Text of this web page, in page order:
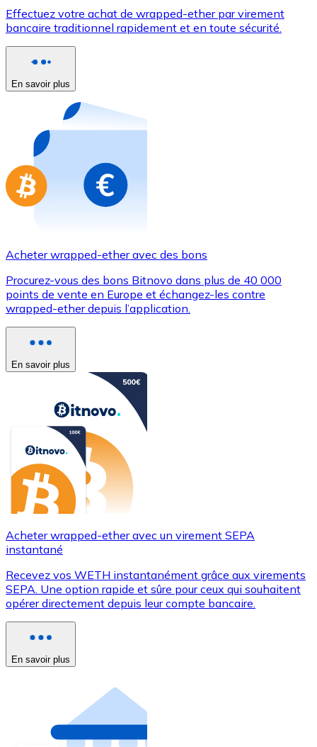
Utilisez les cartes Visa et Mastercard pour acheter
Acheter avec carte
Nouveau
Achetez des cartes-cadeaux de vos marques
Aller à la boutique de cartes-cadeaux
Effectuez votre achat de wrapped-ether par virement
bancaire traditionnel rapidement et en toute sécurité.
En savoir plus
Acheter wrapped-ether avec des bons
Procurez-vous des bons Bitnovo dans plus de 40 000
points de vente en Europe et échangez-les contre
wrapped-ether depuis l’application.
En savoir plus
Acheter wrapped-ether avec un virement SEPA
instantané
Recevez vos WETH instantanément grâce aux virements
SEPA. Une option rapide et sûre pour ceux qui souhaitent
opérer directement depuis leur compte bancaire.
En savoir plus